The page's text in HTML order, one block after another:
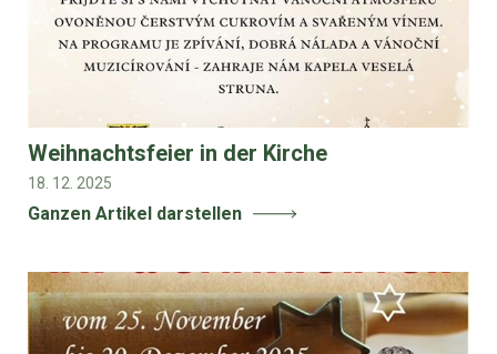
Weihnachtsfeier in der Kirche
18. 12. 2025
Ganzen Artikel darstellen